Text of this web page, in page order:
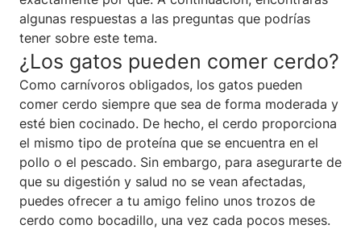
algunas respuestas a las preguntas que podrías
tener sobre este tema.
¿Los gatos pueden comer cerdo?
Como carnívoros obligados, los gatos pueden
comer cerdo siempre que sea de forma moderada y
esté bien cocinado. De hecho, el cerdo proporciona
el mismo tipo de proteína que se encuentra en el
pollo o el pescado. Sin embargo, para asegurarte de
que su digestión y salud no se vean afectadas,
puedes ofrecer a tu amigo felino unos trozos de
cerdo como bocadillo, una vez cada pocos meses.